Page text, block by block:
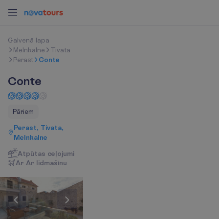
Galvenā lapa
Melnkalne
Tivata
Perast
Conte
Conte
Pāriem
Perast, Tivata,
Melnkalne
Atpūtas ceļojumi
Ar Ar lidmašīnu